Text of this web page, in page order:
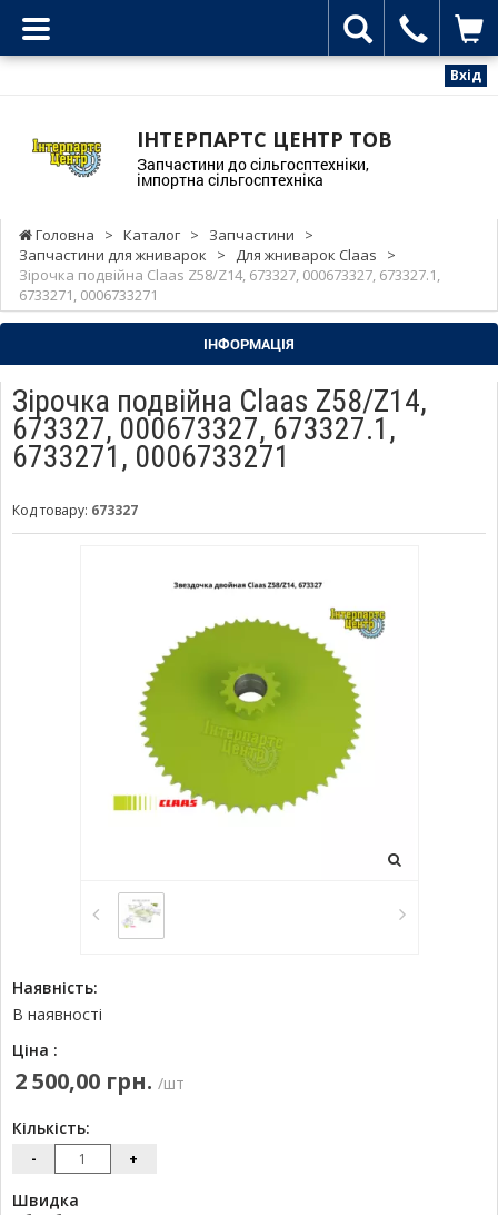
Вхід
ІНТЕРПАРТС ЦЕНТР ТОВ
Запчастини до сільгосптехніки,
імпортна сільгосптехніка
Головна > Каталог > Запчастини
>
Запчастини для жниварок
> Для жниварок Claas
>
Зірочка подвійна Claas Z58/Z14, 673327, 000673327, 673327.1,
6733271, 0006733271
ІНФОРМАЦІЯ
Зірочка подвійна Claas Z58/Z14,
673327, 000673327, 673327.1,
6733271, 0006733271
Код товару: 673327
Наявність:
В наявності
Ціна :
2 500,00 грн. /шт
Кількість:
- +
Швидка